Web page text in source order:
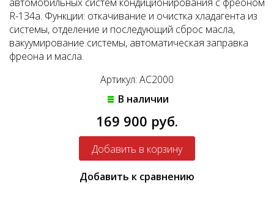
R-134a. Функции: откачивание и очистка хладагента из
системы, отделение и последующий сброс масла,
вакуумирование системы, автоматическая заправка
фреона и масла.
Артикул: AC2000
В наличии
169 900 руб.
Добавить к сравнению